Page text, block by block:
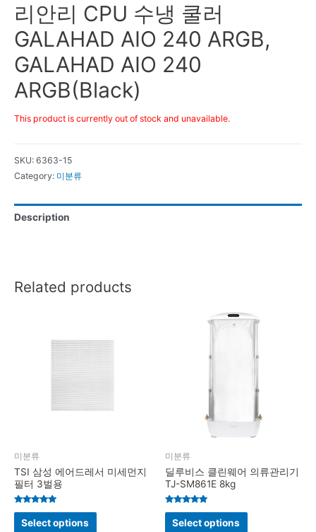
리안리 CPU 수냉 쿨러
GALAHAD AIO 240 ARGB,
GALAHAD AIO 240
ARGB(Black)
This product is currently out of stock and unavailable.
SKU: 6363-15
Category: 미분류
Description
Related products
미분류
TSI 삼성 에어드레서 미세먼지
필터 3벌용
Rated
4.9
out of 5
Select options
미분류
딜루비스 클린웨어 의류관리기
TJ-SM861E 8kg
Rated
4.8
out of 5
Select options